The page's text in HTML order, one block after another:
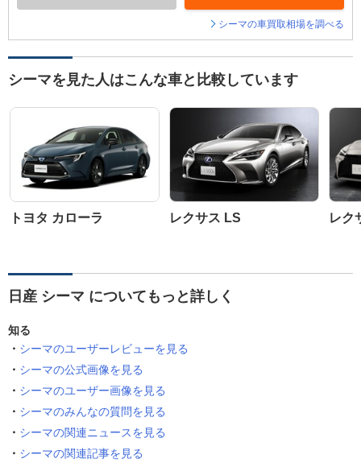
シーマの車買取相場を調べる
シーマを見た人はこんな車と比較しています
トヨタ カローラ レクサス LS レク
日産 シーマ についてもっと詳しく
知る
シーマのユーザーレビューを見る
シーマの公式画像を見る
シーマのユーザー画像を見る
シーマのみんなの質問を見る
シーマの関連ニュースを見る
シーマの関連記事を見る